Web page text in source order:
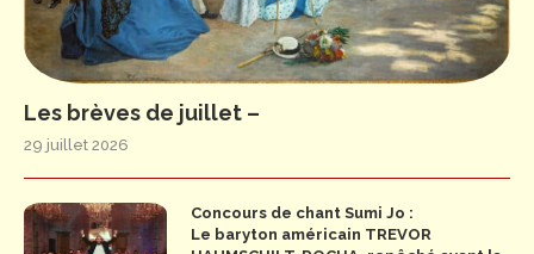
Les brèves de juillet –
29 juillet 2026
Concours de chant Sumi Jo :
Le baryton américain TREVOR